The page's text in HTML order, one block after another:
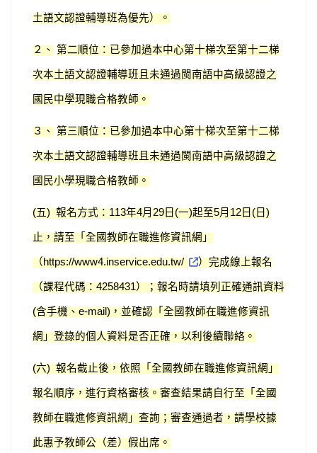
土語文認證輔導班為優先）。
２、 第二順位：已參加過本中心第十梯次至第十二梯
次本土語文認證輔導班且未通過閩南語中高級認證之
國民中學現職合格教師。
３、 第三順位：已參加過本中心第十梯次至第十二梯
次本土語文認證輔導班且未通過閩南語中高級認證之
國民小學現職合格教師。
(五) 報名方式：113年4月29日(一)起至5月12日(日)
止，請至「全國教師在職進修資訊網」
（https://www4.inservice.edu.tw/
）完成線上報名
（課程代碼：4258431）；報名時請填列正確通訊資料
(含手機、e-mail)，並確認「全國教師在職進修資訊
網」登錄的個人資料是否正確，以利後續聯絡。
(六) 報名截止後，依照「全國教師在職進修資訊網」
報名順序，進行資格審核。審查結果請自行至「全國
教師在職進修資訊網」查詢；審查通過者，請學校據
此惠予教師公（差）假出席。